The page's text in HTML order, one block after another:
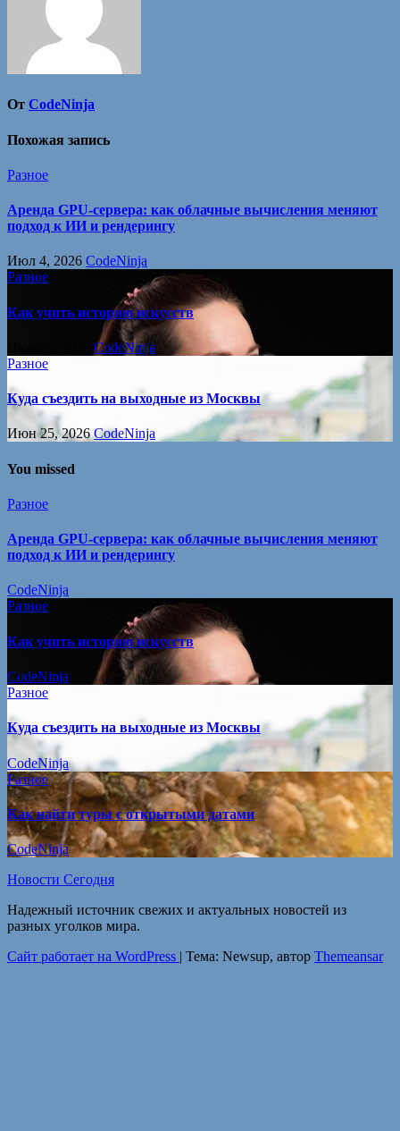
От CodeNinja
Похожая запись
Разное
Аренда GPU-сервера: как облачные вычисления меняют
подход к ИИ и рендерингу
Июл 4, 2026 CodeNinja
Разное
Как учить историю искусств
CodeNinja
Разное
Куда съездить на выходные из Москвы
Июн 25, 2026CodeNinja
You missed
Разное
Аренда GPU-сервера: как облачные вычисления меняют
подход к ИИ и рендерингу
CodeNinja
Разное
Как учить историю искусств
CodeNinja
Разное
Куда съездить на выходные из Москвы
CodeNinja
Разное
Как найти туры с открытыми датами
CodeNinja
Новости Сегодня
Надежный источник свежих и актуальных новостей из
разных уголков мира.
Сайт работает на WordPress | Тема: Newsup, автор Themeansar